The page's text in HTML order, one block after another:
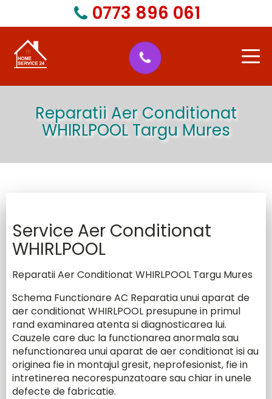
0773 896 061
Acasa
service
Marci electrocasnice
Marci Aer Contionat pentru care facem service
in Targu Mures
Marci Aer Conditionat
Reparatii Aer Conditionat
WHIRLPOOL Targu Mures
Service Aer Conditionat
WHIRLPOOL
Reparatii Aer Conditionat WHIRLPOOL Targu Mures
Schema Functionare AC Reparatia unui aparat de
aer conditionat WHIRLPOOL presupune in primul
rand examinarea atenta si diagnosticarea lui.
Cauzele care duc la functionarea anormala sau
nefunctionarea unui aparat de aer conditionat isi au
originea fie in montajul gresit, neprofesionist, fie in
intretinerea necorespunzatoare sau chiar in unele
defecte de fabricatie.